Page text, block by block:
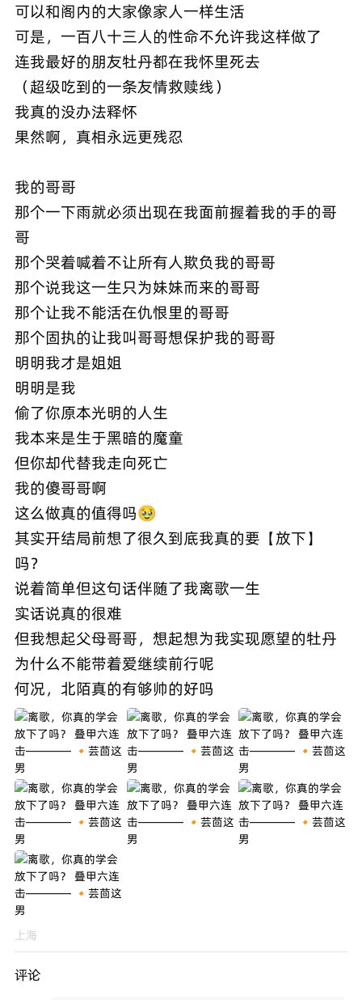
可以和阁内的大家像家人一样生活
可是，一百八十三人的性命不允许我这样做了
连我最好的朋友牡丹都在我怀里死去
（超级吃到的一条友情救赎线）
我真的没办法释怀
果然啊，真相永远更残忍
我的哥哥
那个一下雨就必须出现在我面前握着我的手的哥
哥
那个哭着喊着不让所有人欺负我的哥哥
那个说我这一生只为妹妹而来的哥哥
那个让我不能活在仇恨里的哥哥
那个固执的让我叫哥哥想保护我的哥哥
明明我才是姐姐
明明是我
偷了你原本光明的人生
我本来是生于黑暗的魔童
但你却代替我走向死亡
我的傻哥哥啊
这么做真的值得吗🥹
其实开结局前想了很久到底我真的要【放下】
吗？
说着简单但这句话伴随了我离歌一生
实话说真的很难
但我想起父母哥哥，想起想为我实现愿望的牡丹
为什么不能带着爱继续前行呢
何况，北陌真的有够帅的好吗
上海
评论